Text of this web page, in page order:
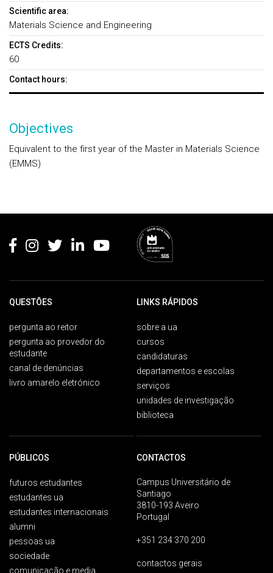
Scientific area:
Materials Science and Engineering
ECTS Credits:
60
Contact hours:
Objectives
Equivalent to the first year of the Master in Materials Science
(EMMS)
QUESTÕES
pergunta ao reitor
pergunta ao provedor do
estudante
canal de denúncias
livro amarelo eletrónico
LINKS RÁPIDOS
sobre a ua
cursos
candidaturas
departamentos e escolas
serviços
unidades de investigação
biblioteca
PÚBLICOS
futuros estudantes
estudantes ua
estudantes internacionais
alumni
pessoas ua
sociedade
comunicação e media
CONTACTOS
Campus Universitário de
Santiago
3810-193 Aveiro
Portugal
+351 234 370 200
contactos gerais